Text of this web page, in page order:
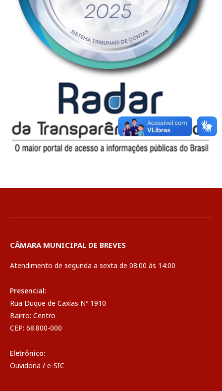
CÂMARA MUNICIPAL DE BREVES
Atendimento de segunda a sexta de 08:00 às 14:00
Presencial:
Rua Duque de Caxias Nº 1910
Bairro: Centro
CEP: 68.800-000
Eletrônico:
Ouvidoria / e-SIC